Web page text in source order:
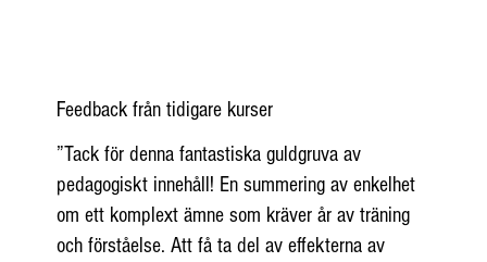
Feedback från tidigare kurser
”Tack för denna fantastiska guldgruva av
pedagogiskt innehåll! En summering av enkelhet
om ett komplext ämne som kräver år av träning
och förståelse. Att få ta del av effekterna av